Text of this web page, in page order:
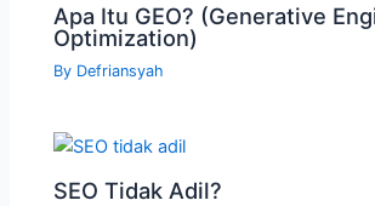
Apa Itu GEO? (Generative
Optimization)
By Defriansyah
SEO Tidak Adil?